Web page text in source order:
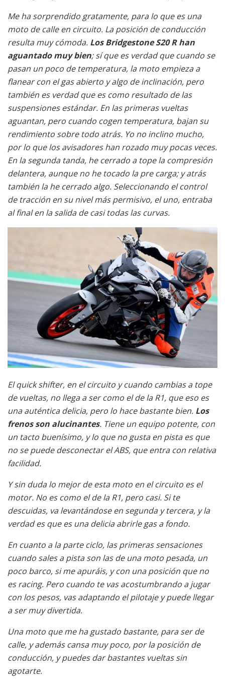
Me ha sorprendido gratamente, para lo que es una
moto de calle en circuito. La posición de conducción
resulta muy cómoda. Los Bridgestone S20 R han
aguantado muy bien; sí que es verdad que cuando se
pasan un poco de temperatura, la moto empieza a
flanear con el gas abierto y algo de inclinación, pero
también es verdad que es como resultado de las
suspensiones estándar. En las primeras vueltas
aguantan, pero cuando cogen temperatura, bajan su
rendimiento sobre todo atrás. Yo no inclino mucho,
por lo que los avisadores han rozado muy pocas veces.
En la segunda tanda, he cerrado a tope la compresión
delantera, aunque no he tocado la pre carga; y atrás
también la he cerrado algo. Seleccionando el control
de tracción en su nivel más permisivo, el uno, entraba
al final en la salida de casi todas las curvas.
El quick shifter, en el circuito y cuando cambias a tope
de vueltas, no llega a ser como el de la R1, que eso es
una auténtica delicia, pero lo hace bastante bien. Los
frenos son alucinantes. Tiene un equipo potente, con
un tacto buenísimo, y lo que no gusta en pista es que
no se puede desconectar el ABS, que entra con relativa
facilidad.
Y sin duda lo mejor de esta moto en el circuito es el
motor. No es como el de la R1, pero casi. Si te
descuidas, va levantándose en segunda y tercera, y la
verdad es que es una delicia abrirle gas a fondo.
En cuanto a la parte ciclo, las primeras sensaciones
cuando sales a pista son las de una moto pesada, un
poco barco, si me apuráis, y con una posición que no
es racing. Pero cuando te vas acostumbrando a jugar
con los pesos, vas adaptando el pilotaje y puede llegar
a ser muy divertida.
Una moto que me ha gustado bastante, para ser de
calle, y además cansa muy poco, por la posición de
conducción, y puedes dar bastantes vueltas sin
agotarte.